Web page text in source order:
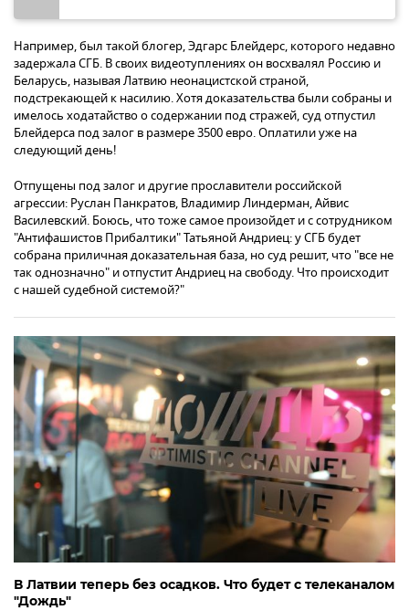
Например, был такой блогер, Эдгарс Блейдерс, которого недавно
задержала СГБ. В своих видеотуплениях он восхвалял Россию и
Беларусь, называя Латвию неонацистской страной,
подстрекающей к насилию. Хотя доказательства были собраны и
имелось ходатайство о содержании под стражей, суд отпустил
Блейдерса под залог в размере 3500 евро. Оплатили уже на
следующий день!
Отпущены под залог и другие прославители российской
агрессии: Руслан Панкратов, Владимир Линдерман, Айвис
Василевский. Боюсь, что тоже самое произойдет и с сотрудником
"Антифашистов Прибалтики" Татьяной Андриец: у СГБ будет
собрана приличная доказательная база, но суд решит, что "все не
так однозначно" и отпустит Андриец на свободу. Что происходит
с нашей судебной системой?"
В Латвии теперь без осадков. Что будет с телеканалом
"Дождь"